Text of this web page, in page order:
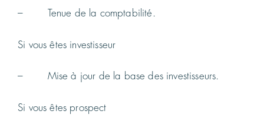
– Tenue de la comptabilité.
Si vous êtes investisseur
– Mise à jour de la base des investisseurs.
Si vous êtes prospect